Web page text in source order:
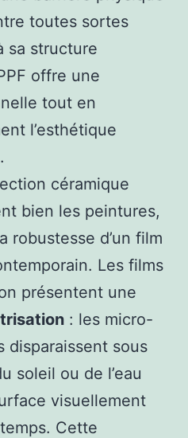
toutes sortes
sa structure
offre une
tout en
l’esthétique
céramique
bien les peintures,
robustesse d’un film
Les films
présentent une
: les micro-
disparaissent sous
soleil ou de l’eau
visuellement
Cette